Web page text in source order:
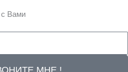
с Вами
МНЕ !